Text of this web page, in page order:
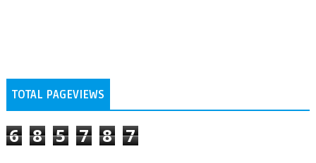
TOTAL PAGEVIEWS
6 8 5 7 8 7